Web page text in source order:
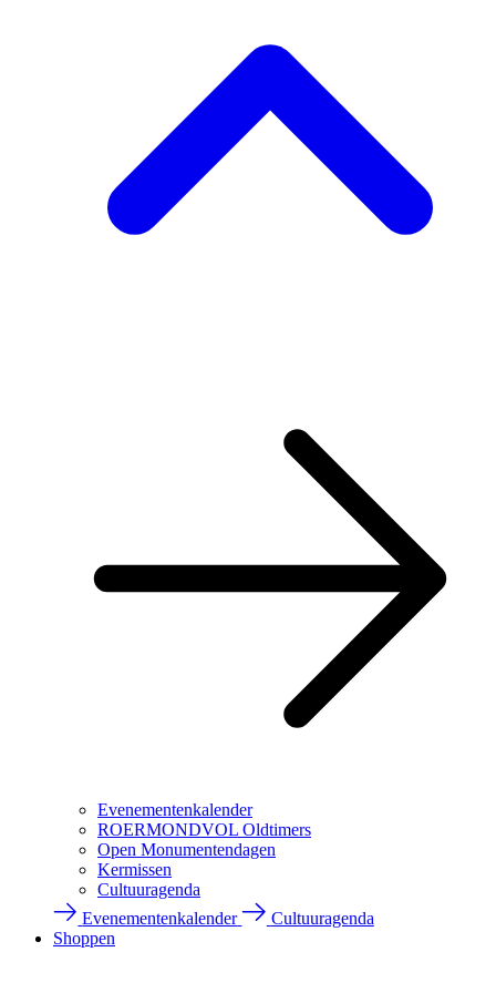
Evenementenkalender
ROERMONDVOL Oldtimers
Open Monumentendagen
Kermissen
Cultuuragenda
Evenementenkalender
Cultuuragenda
Shoppen